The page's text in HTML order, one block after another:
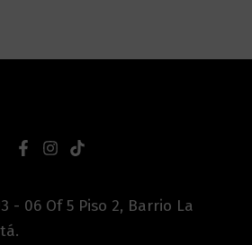
- 06 Of 5 Piso 2, Barrio La